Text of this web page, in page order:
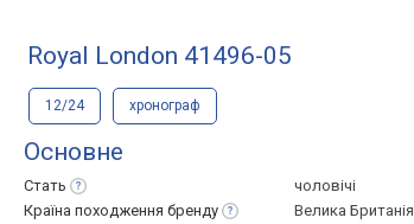
Royal London 41496-05
12/24 хронограф
Основне
Стать
чоловічі
Країна походження бренду Велика Британія